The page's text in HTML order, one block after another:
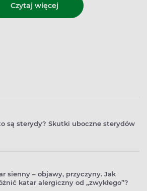
Czytaj więcej
są sterydy? Skutki uboczne sterydów
sienny – objawy, przyczyny. Jak
katar alergiczny od „zwykłego”?